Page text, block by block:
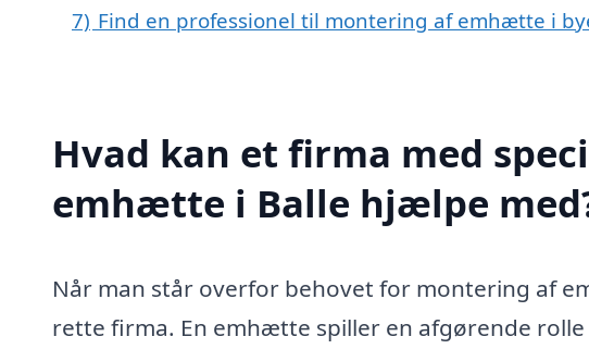
7) Find en professionel til montering af emhætte i
Hvad kan et firma med
emhætte i Balle hjælpe
Når man står overfor behovet for montering af
rette firma. En emhætte spiller en afgørende